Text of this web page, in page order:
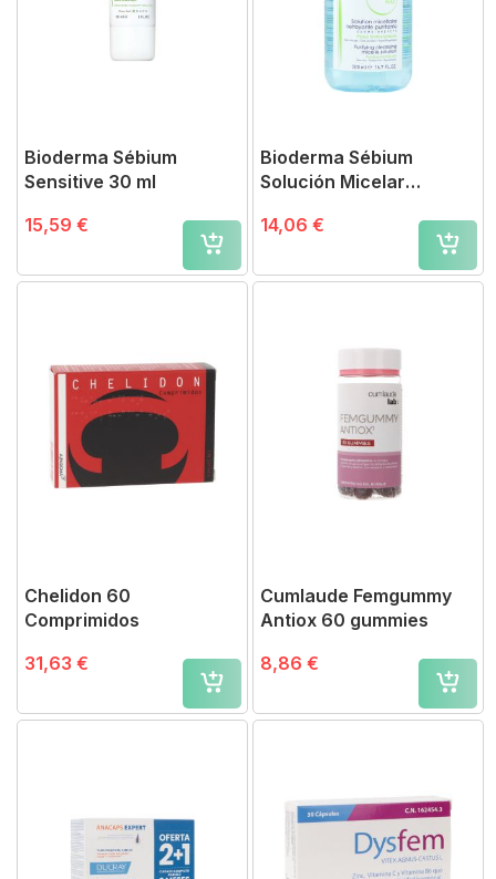
Bioderma Sébium
Sensitive 30 ml
15,59 €
Bioderma Sébium
Solución Micelar
14,06 €
Chelidon 60
Comprimidos
31,63 €
Cumlaude Femgummy
Antiox 60 gummies
8,86 €